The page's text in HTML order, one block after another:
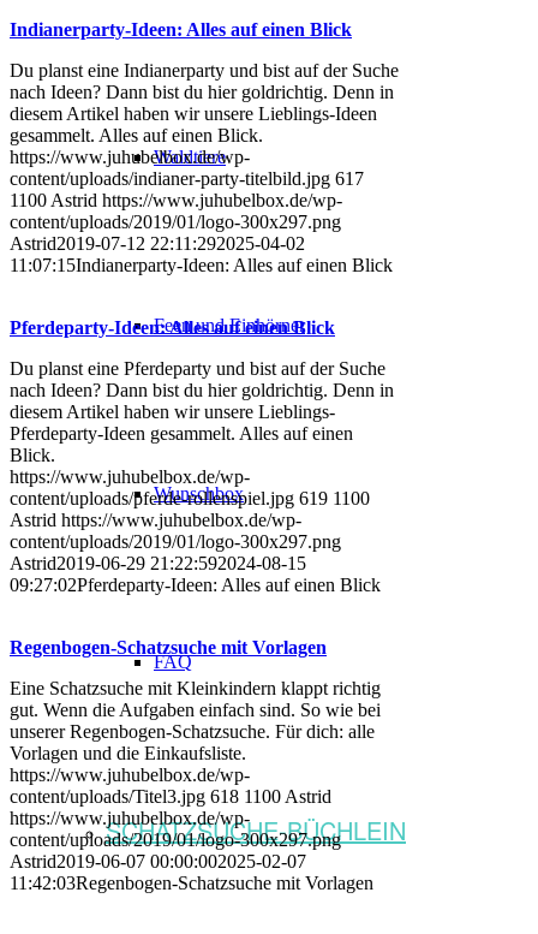
Waldtiere
Feen und Einhörner
Wunschbox
FAQ
SCHATZSUCHE-BÜCHLEIN
Indianerparty-Ideen: Alles auf einen Blick
Du planst eine Indianerparty und bist auf der Suche
nach Ideen? Dann bist du hier goldrichtig. Denn in
diesem Artikel haben wir unsere Lieblings-Ideen
gesammelt. Alles auf einen Blick.
https://www.juhubelbox.de/wp-
content/uploads/indianer-party-titelbild.jpg 617
1100 Astrid https://www.juhubelbox.de/wp-
content/uploads/2019/01/logo-300x297.png
Astrid2019-07-12 22:11:292025-04-02
11:07:15Indianerparty-Ideen: Alles auf einen Blick
Pferdeparty-Ideen: Alles auf einen Blick
Du planst eine Pferdeparty und bist auf der Suche
nach Ideen? Dann bist du hier goldrichtig. Denn in
diesem Artikel haben wir unsere Lieblings-
Pferdeparty-Ideen gesammelt. Alles auf einen
Blick.
https://www.juhubelbox.de/wp-
content/uploads/pferde-rollenspiel.jpg 619 1100
Astrid https://www.juhubelbox.de/wp-
content/uploads/2019/01/logo-300x297.png
Astrid2019-06-29 21:22:592024-08-15
09:27:02Pferdeparty-Ideen: Alles auf einen Blick
Regenbogen-Schatzsuche mit Vorlagen
Eine Schatzsuche mit Kleinkindern klappt richtig
gut. Wenn die Aufgaben einfach sind. So wie bei
unserer Regenbogen-Schatzsuche. Für dich: alle
Vorlagen und die Einkaufsliste.
https://www.juhubelbox.de/wp-
content/uploads/Titel3.jpg 618 1100 Astrid
https://www.juhubelbox.de/wp-
content/uploads/2019/01/logo-300x297.png
Astrid2019-06-07 00:00:002025-02-07
11:42:03Regenbogen-Schatzsuche mit Vorlagen